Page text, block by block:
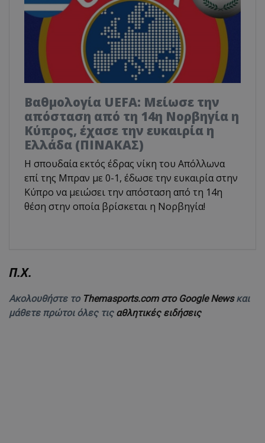
Βαθμολογία UEFA: Μείωσε την
απόσταση από τη 14η Νορβηγία η
Κύπρος, έχασε την ευκαιρία η
Ελλάδα (ΠΙΝΑΚΑΣ)
Η σπουδαία εκτός έδρας νίκη του Απόλλωνα
επί της Μπραν με 0-1, έδωσε την ευκαιρία στην
Κύπρο να μειώσει την απόσταση από τη 14η
θέση στην οποία βρίσκεται η Νορβηγία!
Π.Χ.
Ακολουθήστε το Themasports.com στο Google Newsκαι
μάθετε πρώτοι όλες τις αθλητικές ειδήσεις